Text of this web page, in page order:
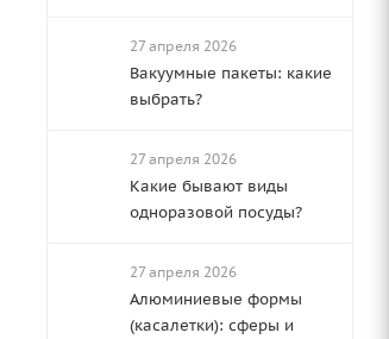
27 апреля 2026
Вакуумные пакеты: какие
выбрать?
27 апреля 2026
Какие бывают виды
одноразовой посуды?
27 апреля 2026
Алюминиевые формы
(касалетки): сферы и